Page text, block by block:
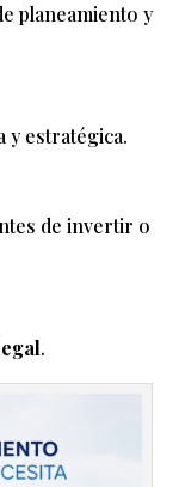
planeamiento y
y estratégica.
de invertir o
.